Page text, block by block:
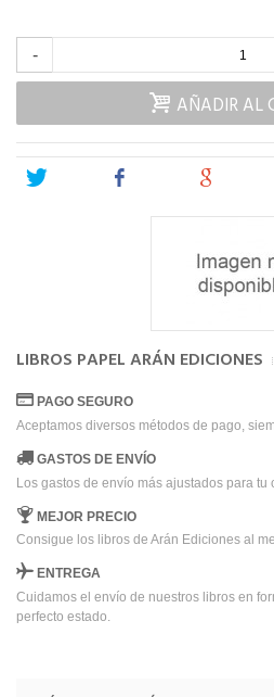
-
AÑADIR AL
Tweet
LIBROS PAPEL ARÁN EDICIONES
PAGO SEGURO
Aceptamos diversos métodos de pago,
GASTOS DE ENVÍO
Los gastos de envío más ajustados para tu
MEJOR PRECIO
Consigue los libros de Arán Ediciones al
ENTREGA
Cuidamos el envío de nuestros libros en
perfecto estado.